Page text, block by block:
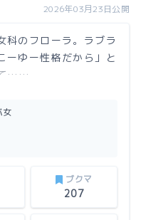
2026年03月23日公開
科のフローラ。ラブラ
ーゆー性格だから」と
……。
載しています。
女
ブクマ
207